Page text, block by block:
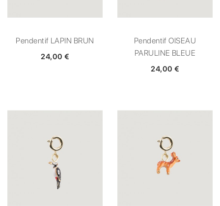
Pendentif LAPIN BRUN
24,00 €
Pendentif OISEAU
PARULINE BLEUE
24,00 €